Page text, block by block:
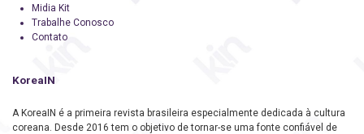
Midia Kit
Trabalhe Conosco
Contato
KoreaIN
A KoreaIN é a primeira revista brasileira especialmente dedicada à cultura
coreana. Desde 2016 tem o objetivo de tornar-se uma fonte confiável de